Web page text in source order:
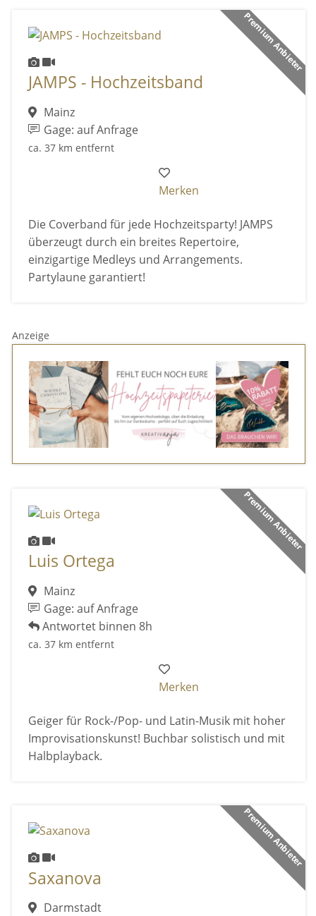
Premium Anbieter
JAMPS - Hochzeitsband
Mainz
Gage: auf Anfrage
ca. 37 km entfernt
Merken
Die Coverband für jede Hochzeitsparty! JAMPS
überzeugt durch ein breites Repertoire,
einzigartige Medleys und Arrangements.
Partylaune garantiert!
Anzeige
Premium Anbieter
Luis Ortega
Mainz
Gage: auf Anfrage
Antwortet binnen 8h
ca. 37 km entfernt
Merken
Geiger für Rock-/Pop- und Latin-Musik mit hoher
Improvisationskunst! Buchbar solistisch und mit
Halbplayback.
Premium Anbieter
Saxanova
Darmstadt